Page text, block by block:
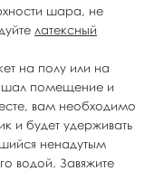
шара, не
латексный
на полу или на
помещение и
вам необходимо
и будет удерживать
ненадутым
водой. Завяжите